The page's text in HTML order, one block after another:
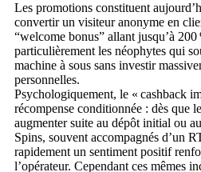
Les promotions constituent
convertir un visiteur anonyme en
“welcome bonus” allant jusqu’à
particulièrement les néophytes qui
machine à sous sans investir
personnelles.​
Psychologiquement, le « cashback
récompense conditionnée : dès que
augmenter suite au dépôt initial ou
Spins, souvent accompagnés d’un
rapidement un sentiment positif
l’opérateur.​ Cependant ces mêmes